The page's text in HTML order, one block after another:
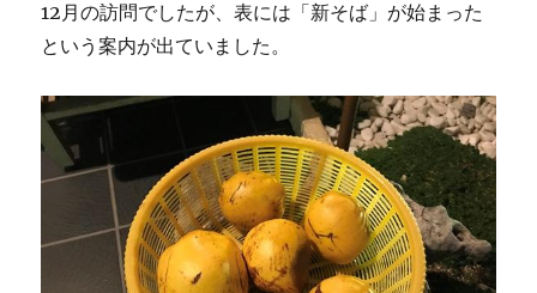
12月の訪問でしたが、表には「新そば」が始まった
という案内が出ていました。